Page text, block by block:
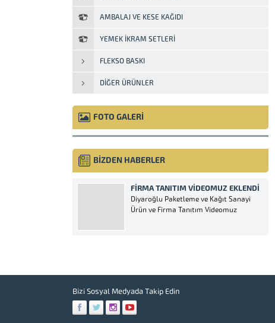
AMBALAJ VE KESE KAĞIDI
YEMEK İKRAM SETLERI
FLEKSO BASKI
DIĞER ÜRÜNLER
FOTO GALERİ
BİZDEN HABERLER
FIRMA TANITIM VIDEOMUZ EKLENDI
Diyaroğlu Paketleme ve Kağıt Sanayi
Ürün ve Firma Tanıtım Videomuz
Bizi Sosyal Medyada Takip Edin